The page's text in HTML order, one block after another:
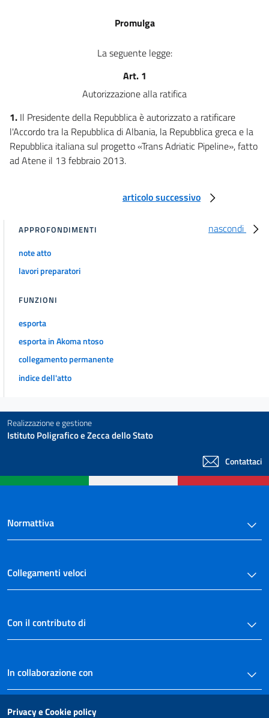
Promulga
La seguente legge:
Art. 1
Autorizzazione alla ratifica
1. Il Presidente della Repubblica è autorizzato a ratificare
l'Accordo tra la Repubblica di Albania, la Repubblica greca e la
Repubblica italiana sul progetto «Trans Adriatic Pipeline», fatto
ad Atene il 13 febbraio 2013.
articolo successivo
nascondi
APPROFONDIMENTI
note atto
lavori preparatori
FUNZIONI
esporta
esporta in Akoma ntoso
collegamento permanente
indice dell'atto
Realizzazione e gestione
Istituto Poligrafico e Zecca dello Stato
Contattaci
Normattiva
Collegamenti veloci
Con il contributo di
In collaborazione con
Privacy e Cookie policy